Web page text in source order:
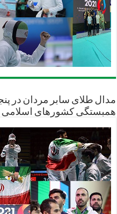
مدال طلای سابر مردان در
همبستگی کشورهای اسلامی